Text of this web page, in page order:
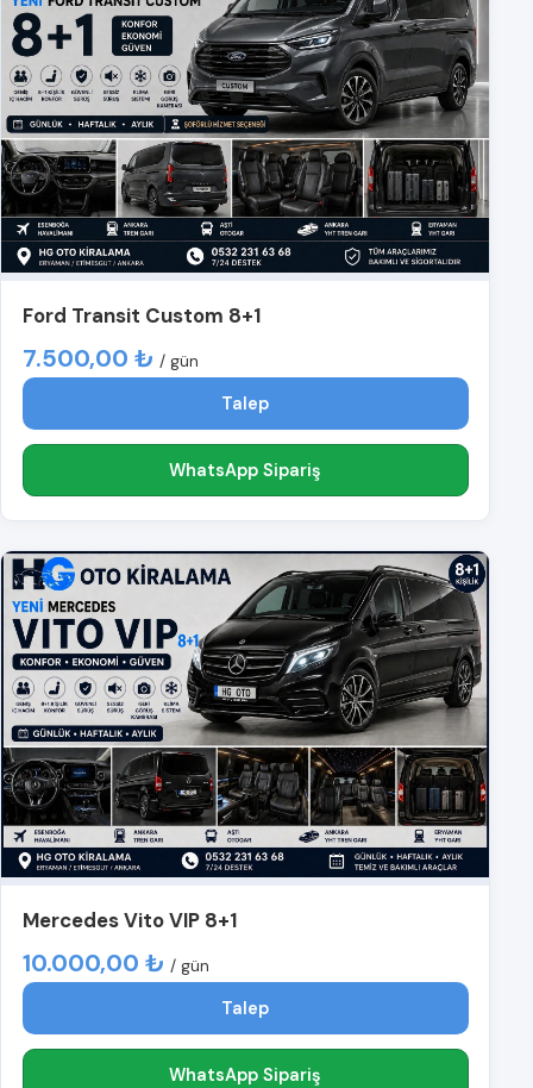
Ford Transit Custom 8+1
7.500,00 ₺ / gün
Talep
WhatsApp Sipariş
Mercedes Vito VIP 8+1
10.000,00 ₺ / gün
Talep
WhatsApp Sipariş